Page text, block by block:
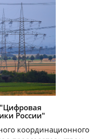
России"
координационного